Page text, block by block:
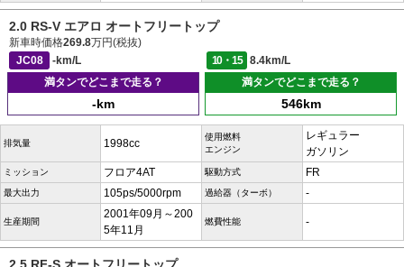
2.0 RS-V エアロ オートフリートップ
新車時価格269.8万円(税抜)
JC08
-km/L 10・15
8.4km/L
満タンでどこまで走る？
-km
満タンでどこまで走る？
546km
排気量 1998cc
使用燃料
エンジン
レギュラー
ガソリン
ミッション フロア4AT 駆動方式 FR
最大出力 105ps/5000rpm 過給器（ターボ） -
生産期間
2001年09月～200
5年11月
燃費性能 -